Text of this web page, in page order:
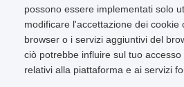
possono essere implementati solo
modificare l'accettazione dei cookie
browser o i servizi aggiuntivi del
ciò potrebbe influire sul tuo
relativi alla piattaforma e ai servizi